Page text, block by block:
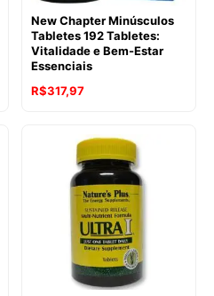
New Chapter Minúsculos
Tabletes 192 Tabletes:
Vitalidade e Bem-Estar
Essenciais
R$317,97